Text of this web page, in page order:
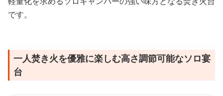
です。
一人焚き火を優雅に楽しむ高さ調節可能なソロ宴
台